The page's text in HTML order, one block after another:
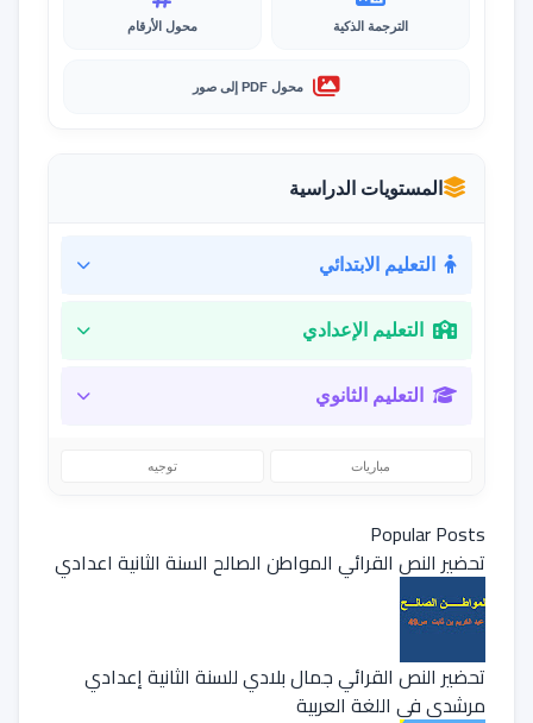
الترجمة الذكية محول الأرقام
محول PDF إلى صور
المستويات الدراسية
التعليم الابتدائي
التعليم الإعدادي
التعليم الثانوي
مباريات توجيه
Popular Posts
تحضير النص القرائي المواطن الصالح السنة الثانية اعدادي
تحضير النص القرائي جمال بلادي للسنة الثانية إعدادي
مرشدي في اللغة العربية